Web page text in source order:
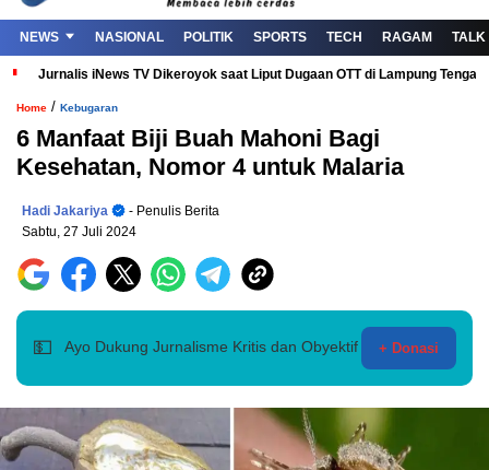
NEWS NASIONAL POLITIK SPORTS TECH RAGAM TALK
Jurnalis iNews TV Dikeroyok saat Liput Dugaan OTT di Lampung
Home / Kebugaran
6 Manfaat Biji Buah Mahoni Bagi
Kesehatan, Nomor 4 untuk Malaria
Hadi Jakariya
- Penulis Berita
Sabtu, 27 Juli 2024
💵 Ayo Dukung Jurnalisme Kritis dan Obyektif + Donasi